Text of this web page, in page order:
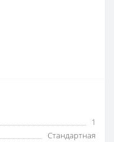
1
Стандартная